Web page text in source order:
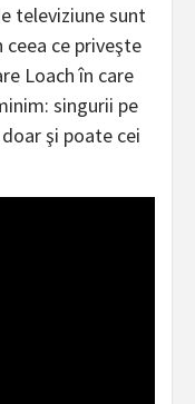
televiziune sunt
ce priveşte
Loach în care
singurii pe
şi poate cei